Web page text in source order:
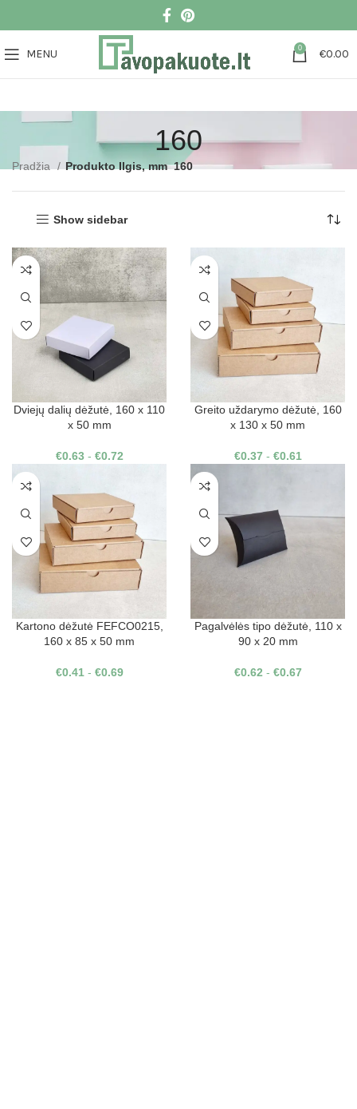
MENU 0 €0.00
160
Pradžia Produkto Ilgis, mm 160
Show sidebar
Dviejų dalių dėžutė, 160 x 110
x 50 mm
€0.63- €0.72
Greito uždarymo dėžutė, 160
x 130 x 50 mm
€0.37 - €0.61
Kartono dėžutė FEFCO0215,
160 x 85 x 50 mm
€0.41 - €0.69
Pagalvėlės tipo dėžutė, 110 x
90 x 20 mm
€0.62 - €0.67